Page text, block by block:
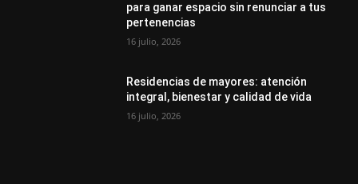
para ganar espacio sin renunciar a tus
pertenencias
16 julio, 2026
Residencias de mayores: atención
integral, bienestar y calidad de vida
16 julio, 2026